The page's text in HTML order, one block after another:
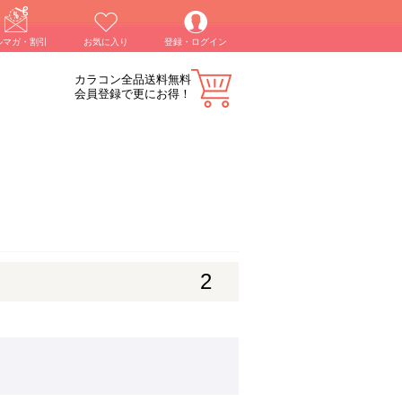
マガ・割引 お気に入り 登録・ログイン
カラコン全品送料無料
会員登録で更にお得！
2